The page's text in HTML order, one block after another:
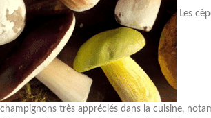
Les
champignons très appréciés dans la cuisine,